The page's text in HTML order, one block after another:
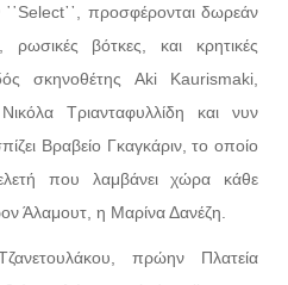
προσφέρονται δωρεάν
ρωσικές βότκες, και κρητικές
σκηνοθέτης Aki Kaurismaki,
Τριανταφυλλίδη και νυν
Βραβείο Γκαγκάριν, το οποίο
που λαμβάνει χώρα κάθε
Άλαμουτ, η Μαρίνα Δανέζη.
πρώην Πλατεία